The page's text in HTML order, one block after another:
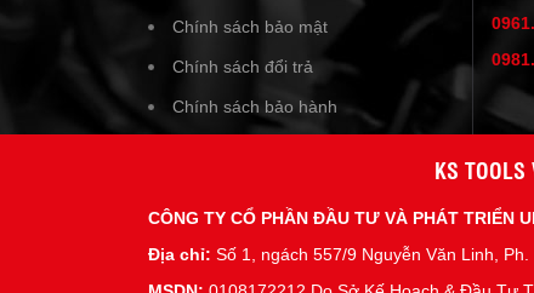
Chính sách bảo mật
Chính sách đổi trả
Chính sách bảo hành
KS
CÔNG TY CỔ PHẦN ĐẦU TƯ VÀ PHÁT TRIỂN
Địa chỉ: Số 1, ngách 557/9 Nguyễn Văn Linh,